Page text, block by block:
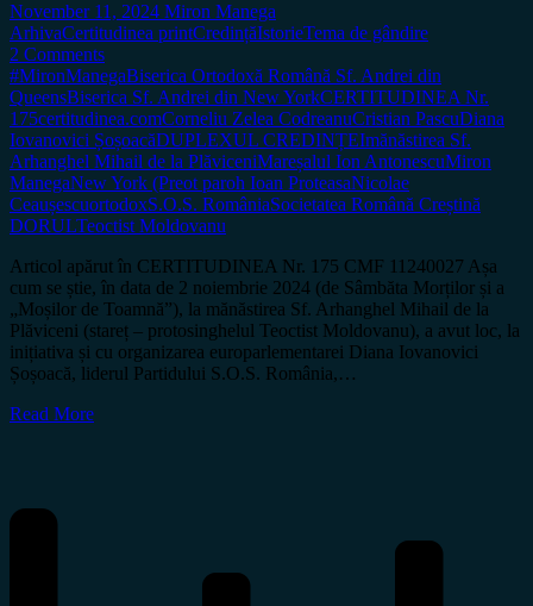
November 11, 2024 Miron Manega
ArhivaCertitudinea printCredințăIstorieTema de gândire
2 Comments
#MironManegaBiserica Ortodoxă Română Sf. Andrei din
QueensBiserica Sf. Andrei din New YorkCERTITUDINEA Nr.
175certitudinea.comCorneliu Zelea CodreanuCristian PascuDiana
Iovanovici ȘoșoacăDUPLEXUL CREDINȚEImănăstirea Sf.
Arhanghel Mihail de la PlăviceniMareșalul Ion AntonescuMiron
ManegaNew York (Preot paroh Ioan ProteasaNicolae
CeaușescuortodoxS.O.S. RomâniaSocietatea Română Creștină
DORULTeoctist Moldovanu
Articol apărut în CERTITUDINEA Nr. 175 CMF 11240027 Așa
cum se știe, în data de 2 noiembrie 2024 (de Sâmbăta Morților și a
„Moșilor de Toamnă”), la mănăstirea Sf. Arhanghel Mihail de la
Plăviceni (stareț – protosinghelul Teoctist Moldovanu), a avut loc, la
inițiativa și cu organizarea europarlementarei Diana Iovanovici
Șoșoacă, liderul Partidului S.O.S. România,…
Read More